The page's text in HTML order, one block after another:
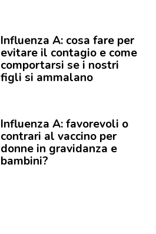
Influenza A: cosa fare per
evitare il contagio e come
comportarsi se i nostri
figli si ammalano
Influenza A: favorevoli o
contrari al vaccino per
donne in gravidanza e
bambini?